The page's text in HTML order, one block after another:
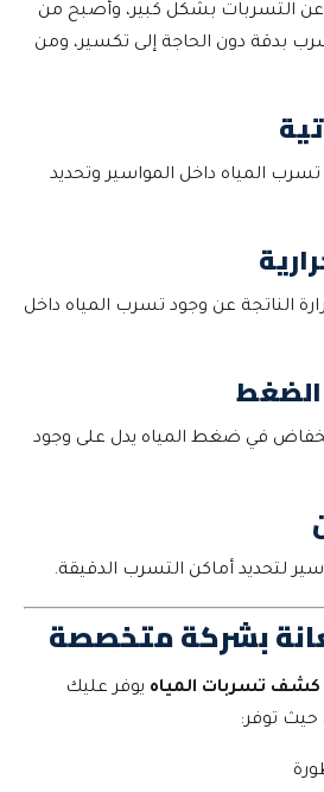
التسربات بشكل كبير، وأصبح من
بدقة دون الحاجة إلى تكسير، ومن
المياه داخل المواسير وتحديد
الناتجة عن وجود تسرب المياه داخل
في ضغط المياه يدل على وجود
لتحديد أماكن التسرب الدقيقة.
بشركة متخصصة
كشف تسربات المياه يوفر عليك
حيث توفر: